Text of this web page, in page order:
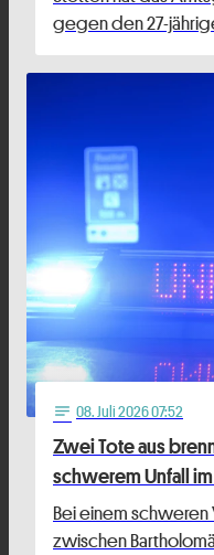
gegen den 27-
notes 08. Juli 2026 07:52
Zwei Tote aus
schwerem Unfall
Bei einem schweren
zwischen